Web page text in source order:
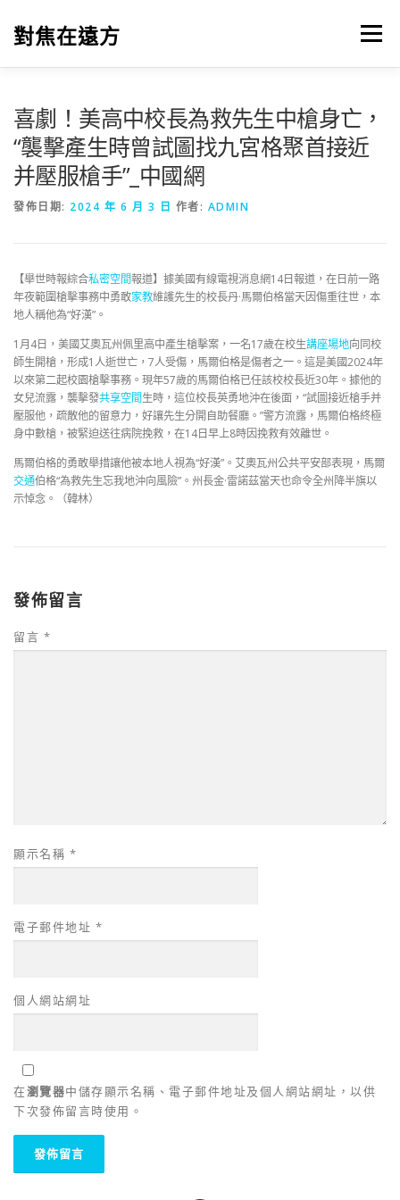
對焦在遠方 選單
喜劇！美高中校長為救先生中槍身亡，
“襲擊產生時曾試圖找九宮格聚首接近
并壓服槍手”_中國網
發佈日期: 2024 年 6 月 3 日 作者: ADMIN
【舉世時報綜合私密空間報道】據美國有線電視消息網14日報道，在日前一路
年夜範圍槍擊事務中勇敢家教維護先生的校長丹·馬爾伯格當天因傷重往世，本
地人稱他為“好漢”。
1月4日，美國艾奧瓦州佩里高中產生槍擊案，一名17歲在校生講座場地向同校
師生開槍，形成1人逝世亡，7人受傷，馬爾伯格是傷者之一。這是美國2024年
以來第二起校園槍擊事務。現年57歲的馬爾伯格已任該校校長近30年。據他的
女兒流露，襲擊發共享空間生時，這位校長英勇地沖在後面，“試圖接近槍手并
壓服他，疏散他的留意力，好讓先生分開自助餐廳。”警方流露，馬爾伯格終極
身中數槍，被緊迫送往病院挽救，在14日早上8時因挽救有效離世。
馬爾伯格的勇敢舉措讓他被本地人視為“好漢”。艾奧瓦州公共平安部表現，馬爾
交通伯格“為救先生忘我地沖向風險”。州長金·雷諾茲當天也命令全州降半旗以
示悼念。（韓林）
發佈留言
留言 *
顯示名稱 *
電子郵件地址 *
個人網站網址
在瀏覽器中儲存顯示名稱、電子郵件地址及個人網站網址，以供
下次發佈留言時使用。